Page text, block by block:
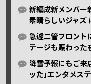
新編成新メンバー
素晴らしいジャズ
急遽二管フロント
テージも賑わった
降雪予報にもご来
ッた｣エンタメス